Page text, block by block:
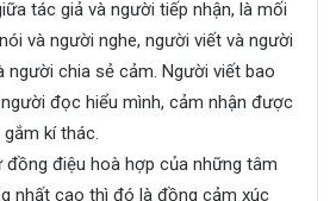
tác giả và người tiếp nhận, là mối
và người nghe, người viết và người
người chia sẻ cảm. Người viết bao
đọc hiểu mình, cảm nhận được
kí thác.
điệu hoà hợp của những tâm
nhất cao thì đó là đồng cảm xúc